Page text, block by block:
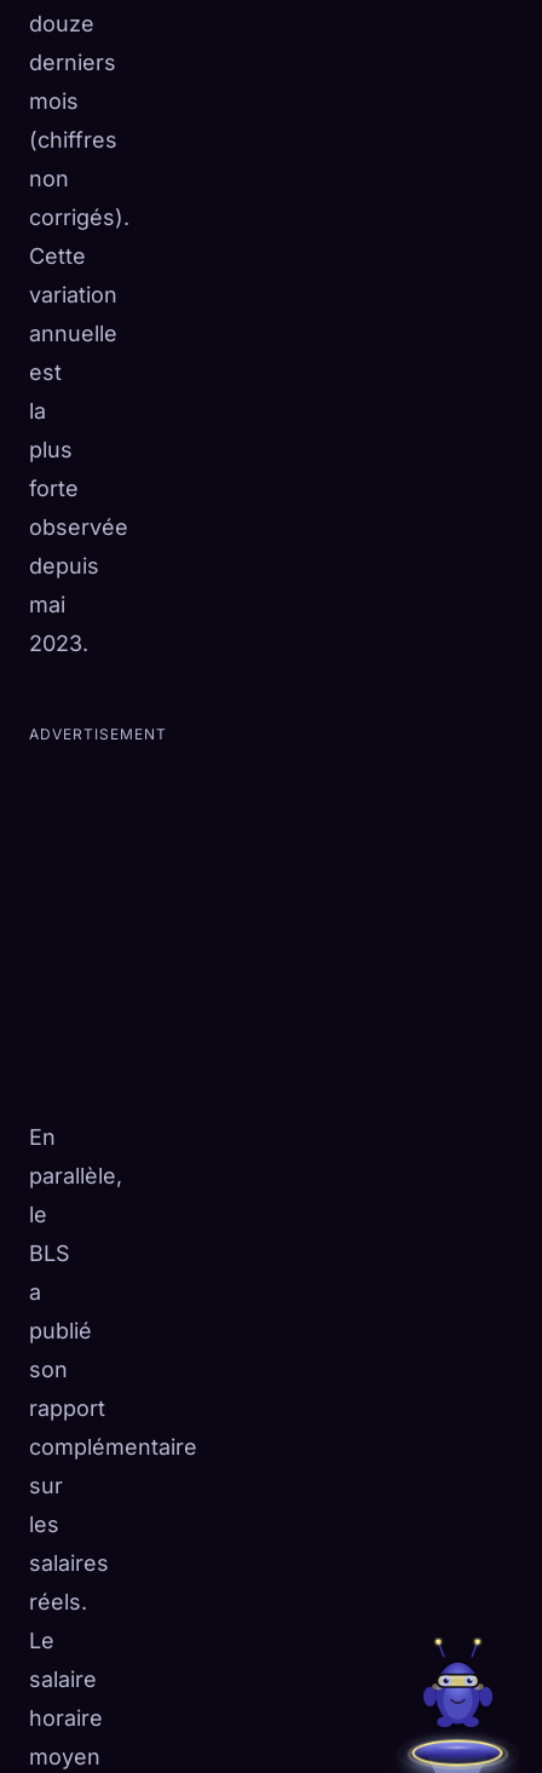
douze
derniers
mois
(chiffres
non
corrigés).
Cette
variation
annuelle
est
la
plus
forte
observée
depuis
mai
2023.
ADVERTISEMENT
En
parallèle,
le
BLS
a
publié
son
rapport
complémentaire
sur
les
salaires
réels.
Le
salaire
horaire
moyen